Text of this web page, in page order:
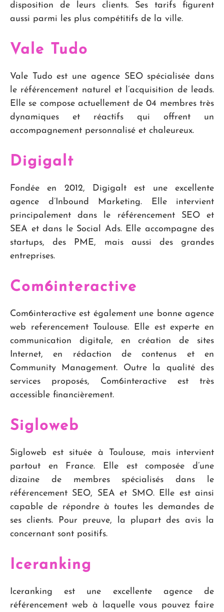
disposition de leurs clients. Ses tarifs figurent
aussi parmi les plus compétitifs de la ville.
Vale Tudo
Vale Tudo est une agence SEO spécialisée dans
le référencement naturel et l’acquisition de leads.
Elle se compose actuellement de 04 membres très
dynamiques et réactifs qui offrent un
accompagnement personnalisé et chaleureux.
Digigalt
Fondée en 2012, Digigalt est une excellente
agence d’Inbound Marketing. Elle intervient
principalement dans le référencement SEO et
SEA et dans le Social Ads. Elle accompagne des
startups, des PME, mais aussi des grandes
entreprises.
Com6interactive
Com6interactive est également une bonne agence
web referencement Toulouse. Elle est experte en
communication digitale, en création de sites
Internet, en rédaction de contenus et en
Community Management. Outre la qualité des
services proposés, Com6interactive est très
accessible financièrement.
Sigloweb
Sigloweb est située à Toulouse, mais intervient
partout en France. Elle est composée d’une
dizaine de membres spécialisés dans le
référencement SEO, SEA et SMO. Elle est ainsi
capable de répondre à toutes les demandes de
ses clients. Pour preuve, la plupart des avis la
concernant sont positifs.
Iceranking
Iceranking est une excellente agence de
référencement web à laquelle vous pouvez faire